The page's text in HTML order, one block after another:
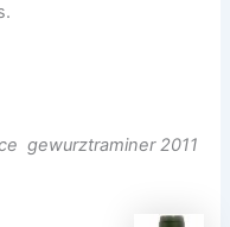
gewurztraminer 2011